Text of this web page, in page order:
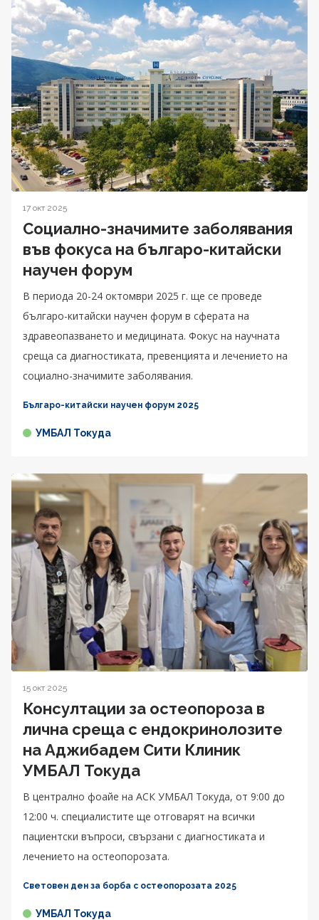
17 окт 2025
Социално-значимите заболявания
във фокуса на българо-китайски
научен форум
В периода 20-24 октомври 2025 г. ще се проведе
българо-китайски научен форум в сферата на
здравеопазването и медицината. Фокус на научната
среща са диагностиката, превенцията и лечението на
социално-значимите заболявания.
Българо-китайски научен форум 2025
УМБАЛ Токуда
15 окт 2025
Консултации за остеопороза в
лична среща с ендокринолозите
на Аджибадем Сити Клиник
УМБАЛ Токуда
В централно фоайе на АСК УМБАЛ Токуда, от 9:00 до
12:00 ч. специалистите ще отговарят на всички
пациентски въпроси, свързани с диагностиката и
лечението на остеопорозата.
Световен ден за борба с остеопорозата 2025
УМБАЛ Токуда